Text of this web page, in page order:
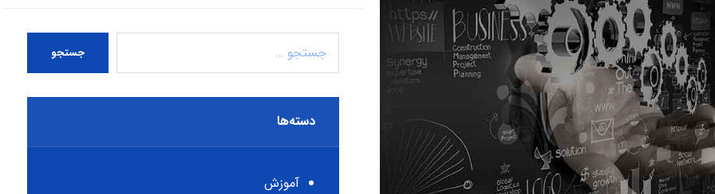
جستجو
دسته‌ها
آموزش